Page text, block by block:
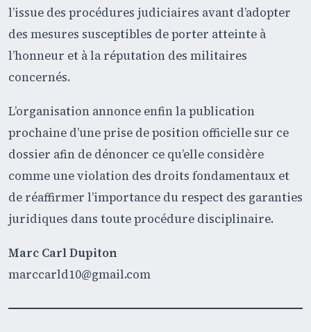
l’issue des procédures judiciaires avant d’adopter
des mesures susceptibles de porter atteinte à
l’honneur et à la réputation des militaires
concernés.
L’organisation annonce enfin la publication
prochaine d’une prise de position officielle sur ce
dossier afin de dénoncer ce qu’elle considère
comme une violation des droits fondamentaux et
de réaffirmer l’importance du respect des garanties
juridiques dans toute procédure disciplinaire.
Marc Carl Dupiton
marccarld10@gmail.com